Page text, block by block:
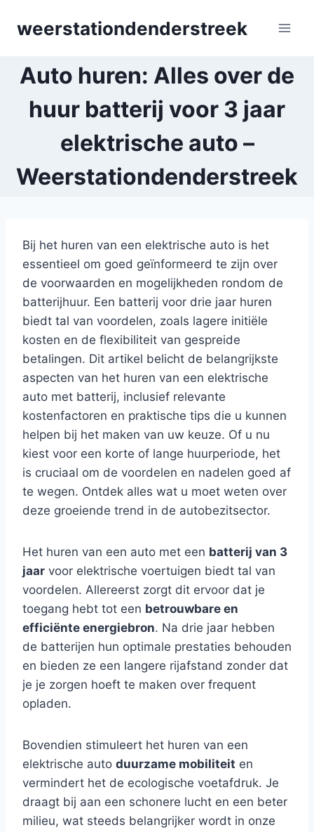
weerstationdenderstreek
Auto huren: Alles over de
huur batterij voor 3 jaar
elektrische auto –
Weerstationdenderstreek
Bij het huren van een elektrische auto is het
essentieel om goed geïnformeerd te zijn over
de voorwaarden en mogelijkheden rondom de
batterijhuur. Een batterij voor drie jaar huren
biedt tal van voordelen, zoals lagere initiële
kosten en de flexibiliteit van gespreide
betalingen. Dit artikel belicht de belangrijkste
aspecten van het huren van een elektrische
auto met batterij, inclusief relevante
kostenfactoren en praktische tips die u kunnen
helpen bij het maken van uw keuze. Of u nu
kiest voor een korte of lange huurperiode, het
is cruciaal om de voordelen en nadelen goed af
te wegen. Ontdek alles wat u moet weten over
deze groeiende trend in de autobezitsector.
Het huren van een auto met een batterij van 3
jaar voor elektrische voertuigen biedt tal van
voordelen. Allereerst zorgt dit ervoor dat je
toegang hebt tot een betrouwbare en
efficiënte energiebron. Na drie jaar hebben
de batterijen hun optimale prestaties behouden
en bieden ze een langere rijafstand zonder dat
je je zorgen hoeft te maken over frequent
opladen.
Bovendien stimuleert het huren van een
elektrische auto duurzame mobiliteit en
vermindert het de ecologische voetafdruk. Je
draagt bij aan een schonere lucht en een beter
milieu, wat steeds belangrijker wordt in onze